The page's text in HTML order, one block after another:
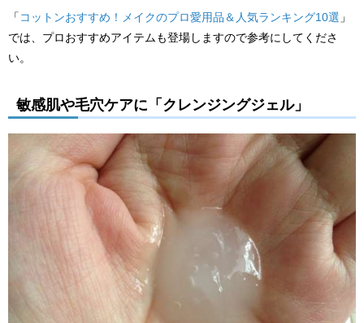
「 コットンおすすめ！メイクのプロ愛用品＆人気ランキング10選 」
では、プロおすすめアイテムも登場しますので参考にしてくださ
い。
敏感肌や毛穴ケアに「クレンジングジェル」